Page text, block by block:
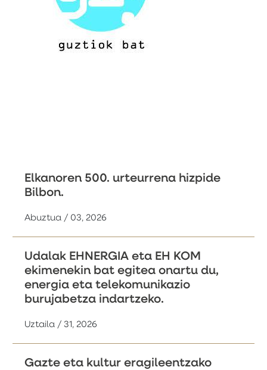
Elkanoren 500. urteurrena hizpide
Bilbon.
Abuztua / 03, 2026
Udalak EHNERGIA eta EH KOM
ekimenekin bat egitea onartu du,
energia eta telekomunikazio
burujabetza indartzeko.
Uztaila / 31, 2026
Gazte eta kultur eragileentzako